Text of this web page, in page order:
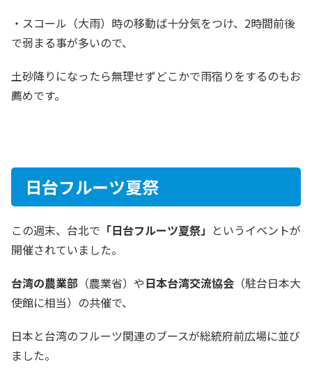
・スコール（大雨）時の移動ば十分気をつけ、2時間前後
で弱まる事が多いので、
土砂降りになったら無理せずどこかで雨宿りをするのもお
薦めです。
日台フルーツ夏祭
この週末、台北で 「日台フルーツ夏祭」 というイベントが
開催されていました。
台湾の農業部 （農業省）や日本台湾交流協会 （駐台日本大
使館に相当）の共催で、
日本と台湾のフルーツ関連のブースが総統府前広場に並び
ました。